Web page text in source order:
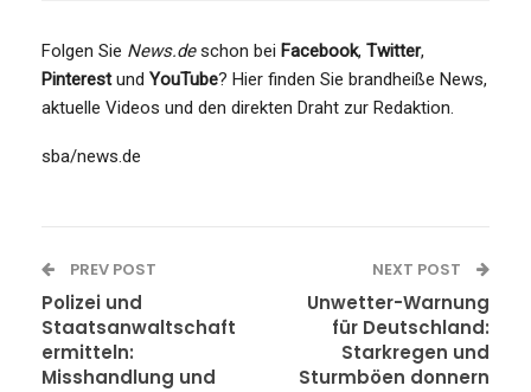
Folgen Sie News.deschon bei Facebook, Twitter,
Pinterestund YouTube? Hier finden Sie brandheiße News,
aktuelle Videos und den direkten Draht zur Redaktion.
sba/news.de
PREV POST
Polizei und
Staatsanwaltschaft
ermitteln:
Misshandlung und
NEXT POST
Unwetter-Warnung
für Deutschland:
Starkregen und
Sturmböen donnern